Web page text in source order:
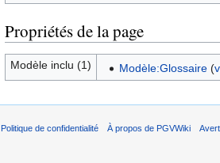
Propriétés de la page
Modèle inclu (1) Modèle:Glossaire(
Politique de confidentialité À propos de PGVWiki